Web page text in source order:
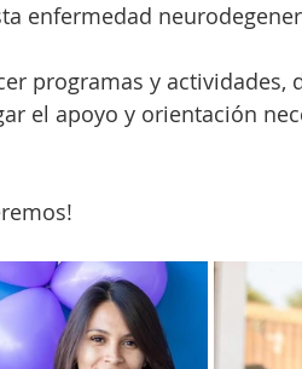
enfermedad
programas y actividades,
el apoyo y orientación